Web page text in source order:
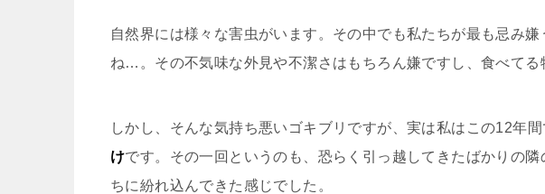
自然界には様々な害虫がいます。その中でも私たちが最も忌み
ね…。その不気味な外見や不潔さはもちろん嫌ですし、食べてる
しかし、そんな気持ち悪いゴキブリですが、実は私はこの12年
けです。その一回というのも、恐らく引っ越してきたばかりの
ちに紛れ込んできた感じでした。